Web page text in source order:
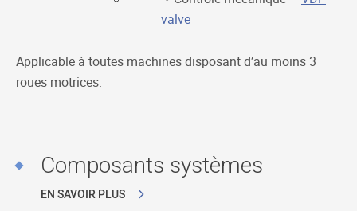
valve
Applicable à toutes machines disposant d’au moins 3
roues motrices.
Composants systèmes
EN SAVOIR PLUS